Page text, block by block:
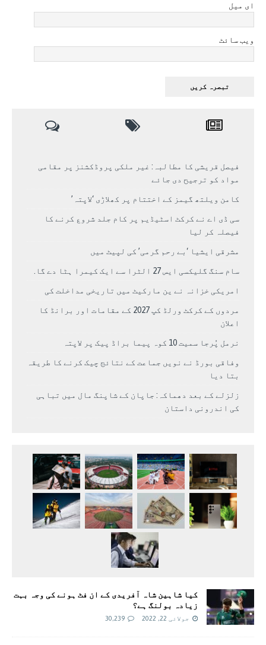
ای میل
ویب سائٹ
فیصل قریشی کا مطالبہ: غیر ملکی پروڈکشنز پر مقامی
مواد کو ترجیح دی جائے
کامن ویلتھ گیمز کے اختتام پر کھلاڑی ‘لاپتہ’
سی ڈی اے نے کرکٹ اسٹیڈیم پر کام جلد شروع کرنے کا
فیصلہ کر لیا
مشرقی ایشیا ‘بے رحم گرمی’ کی لپیٹ میں
سام سنگ گلیکسی ایس 27 الٹرا سے ایک کیمرا ہٹا دے گا.
امریکی خزانہ نے ین مارکیٹ میں تاریخی مداخلت کی
مردوں کے کرکٹ ورلڈ کپ 2027 کے مقامات اور برانڈ کا
اعلان
نرمل پُرجا سمیت 10 کوہ پیما براڈ پیک پر لاپتہ
وفاقی بورڈ نے نویں جماعت کے نتائج چیک کرنے کا طریقہ
بتا دیا
زلزلے کے بعد دھماکہ: جاپان کے شاپنگ مال میں تباہی
کی اندرونی داستان
کیا شاہین شاہ آفریدی کے ان فٹ ہونے کی وجہ بہت
زیادہ بولنگ ہے؟
جولائی 22, 2022 30,239